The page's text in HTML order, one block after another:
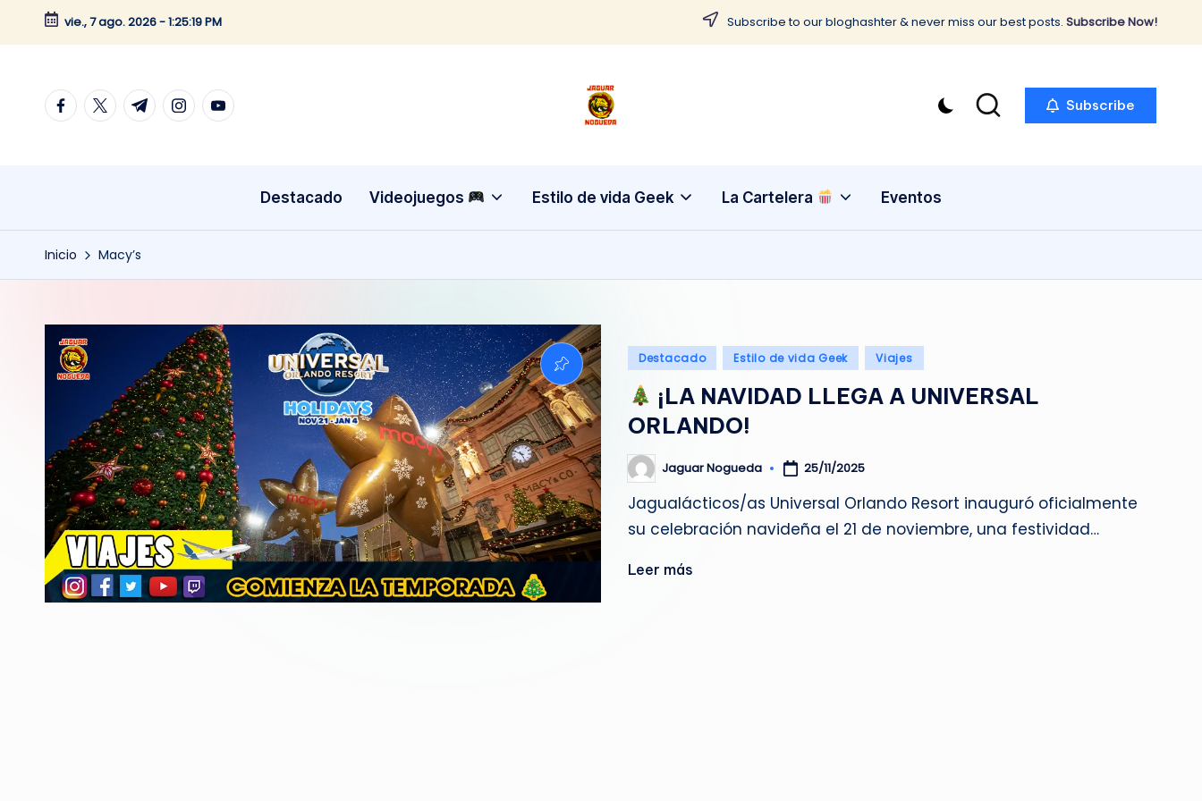
Saltar
contenido
vie., 7 ago. 2026-1:25:19 PM Subscribe to our bloghashter & never miss our best posts. Subscribe Now!
facebook.com
twitter.com
t.me instagram.com
youtube.com
J
g
u
a
N
o
g
u
e
d
CONTENIDO
Subscribe
Destacado Videojuegos Estilo de vida Geek La Cartelera Eventos
Inicio Macy’s
Publicado
en
Destacado Estilo de vida Geek Viajes
¡LA NAVIDAD LLEGA A UNIVERSAL
ORLANDO!
Publicado
por
Jaguar Nogueda 25/11/2025
Jagualácticos/as Universal Orlando Resort inauguró oficialmente
su celebración navideña el 21 de noviembre, una festividad…
Leer más